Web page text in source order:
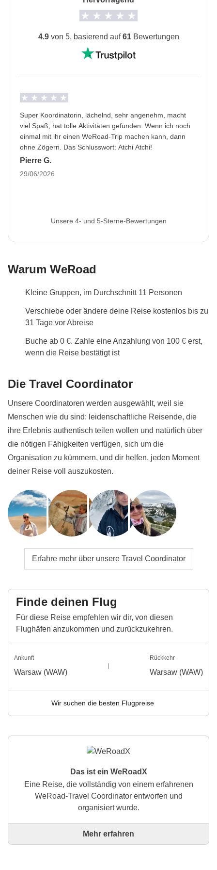
Informationen zum privaten Zimmer
Alle Details anzeigen
4.9von 5, basierend auf61Bewertungen
Super Koordinatorin, lächelnd, sehr angenehm, macht
viel Spaß, hat tolle Aktivitäten gefunden. Wenn ich noch
einmal mit ihr einen WeRoad-Trip machen kann, dann
ohne Zögern. Das Schlusswort: Atchi Atchi!
Pierre G.
29/06/2026
Unsere 4- und 5-Sterne-Bewertungen
Warum WeRoad
Kleine Gruppen, im Durchschnitt 11 Personen
Verschiebe oder ändere deine Reise kostenlos bis zu
31 Tage vor Abreise
Buche ab 0 €. Zahle eine Anzahlung von 100 € erst,
wenn die Reise bestätigt ist
Die Travel Coordinator
Unsere Coordinatoren werden ausgewählt, weil sie
Menschen wie du sind: leidenschaftliche Reisende, die
ihre Erlebnis authentisch teilen wollen und natürlich über
die nötigen Fähigkeiten verfügen, sich um die
Organisation zu kümmern, und dir helfen, jeden Moment
deiner Reise voll auszukosten.
Erfahre mehr über unsere Travel Coordinator
Finde deinen Flug
Für diese Reise empfehlen wir dir, von diesen
Flughäfen anzukommen und zurückzukehren.
Ankunft
Warsaw (WAW)
Rückkehr
Warsaw (WAW)
Wir suchen die besten Flugpreise
Das ist ein WeRoadX
Eine Reise, die vollständig von einem erfahrenen
WeRoad-Travel Coordinator entworfen und
organisiert wurde.
Dies ist eine Reise, die vollständig von einem
Mehr erfahren